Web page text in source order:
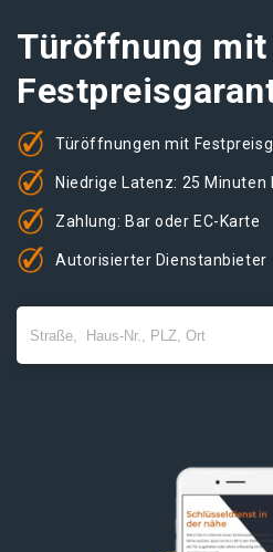
Türöffnung mit
Türöffnungen mit
Niedrige Latenz: 25 Minuten
Zahlung: Bar oder EC-Karte
Autorisierter Dienstanbieter